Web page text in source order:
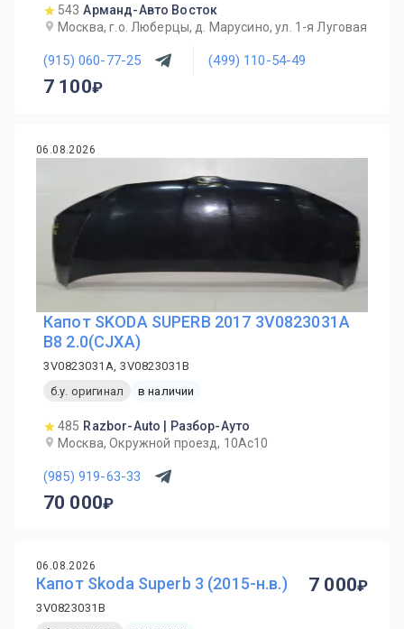
543 Арманд-Авто Восток
Москва, г.о. Люберцы, д. Марусино, ул. 1-я Луговая
(915) 060-77-25 (499) 110-54-49
7 100
06.08.2026
Капот SKODA SUPERB 2017 3V0823031A
B8 2.0(CJXA)
3V0823031A, 3V0823031B
б.у. оригинал
в наличии
485 Razbor-Auto | Разбор-Ауто
Москва, Окружной проезд, 10Ас10
(985) 919-63-33
70 000
06.08.2026
Капот Skoda Superb 3 (2015-н.в.)
3V0823031B
7 000